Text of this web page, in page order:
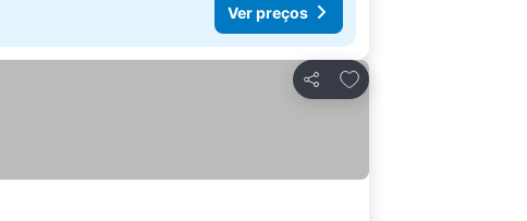
Ver preços
Partilhar
Adicionar aos favoritos